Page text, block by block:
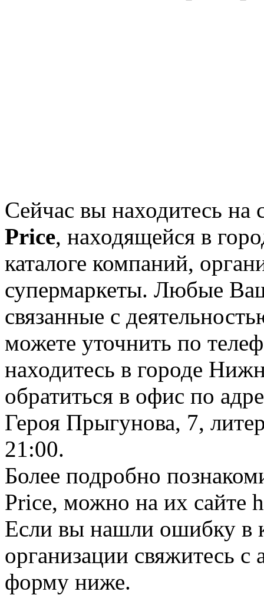
Сейчас вы находитесь на
Price, находящейся в
каталоге компаний,
супермаркеты. Любые
связанные с
можете уточнить по
находитесь в городе
обратиться в офис по
Героя Прыгунова, 7,
21:00.
Более подробно
Price, можно на их сайте
Если вы нашли ошибку в
организации свяжитесь
форму ниже.